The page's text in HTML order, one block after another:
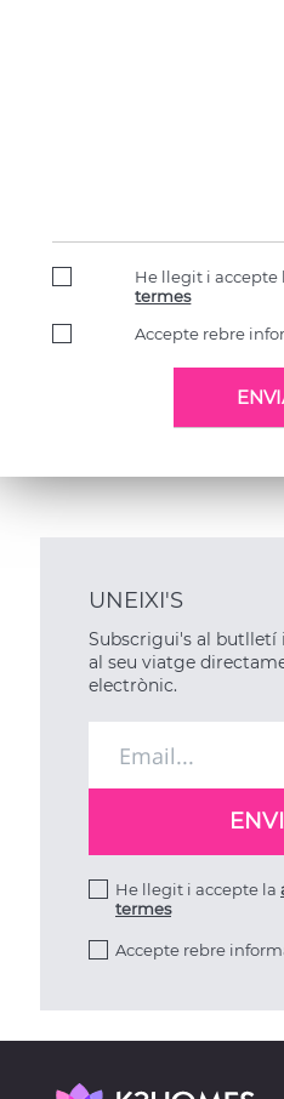
He llegit i accepte
termes
Accepte rebre
UNEIXI'S
Subscrigui's al butlletí
al seu viatge
electrònic.
He llegit i accepte la
termes
Accepte rebre